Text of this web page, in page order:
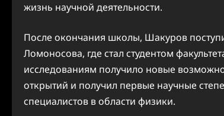
жизнь научной деятельности.
После окончания школы, Шакуров
Ломоносова, где стал студентом
исследованиям получило новые
открытий и получил первые научные
специалистов в области физики.